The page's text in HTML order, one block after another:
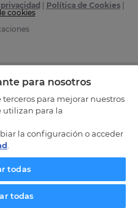
Política de Cookies|
cookies
para nosotros
para mejorar nuestros
utilizan para la
la configuración o acceder
todas
todas